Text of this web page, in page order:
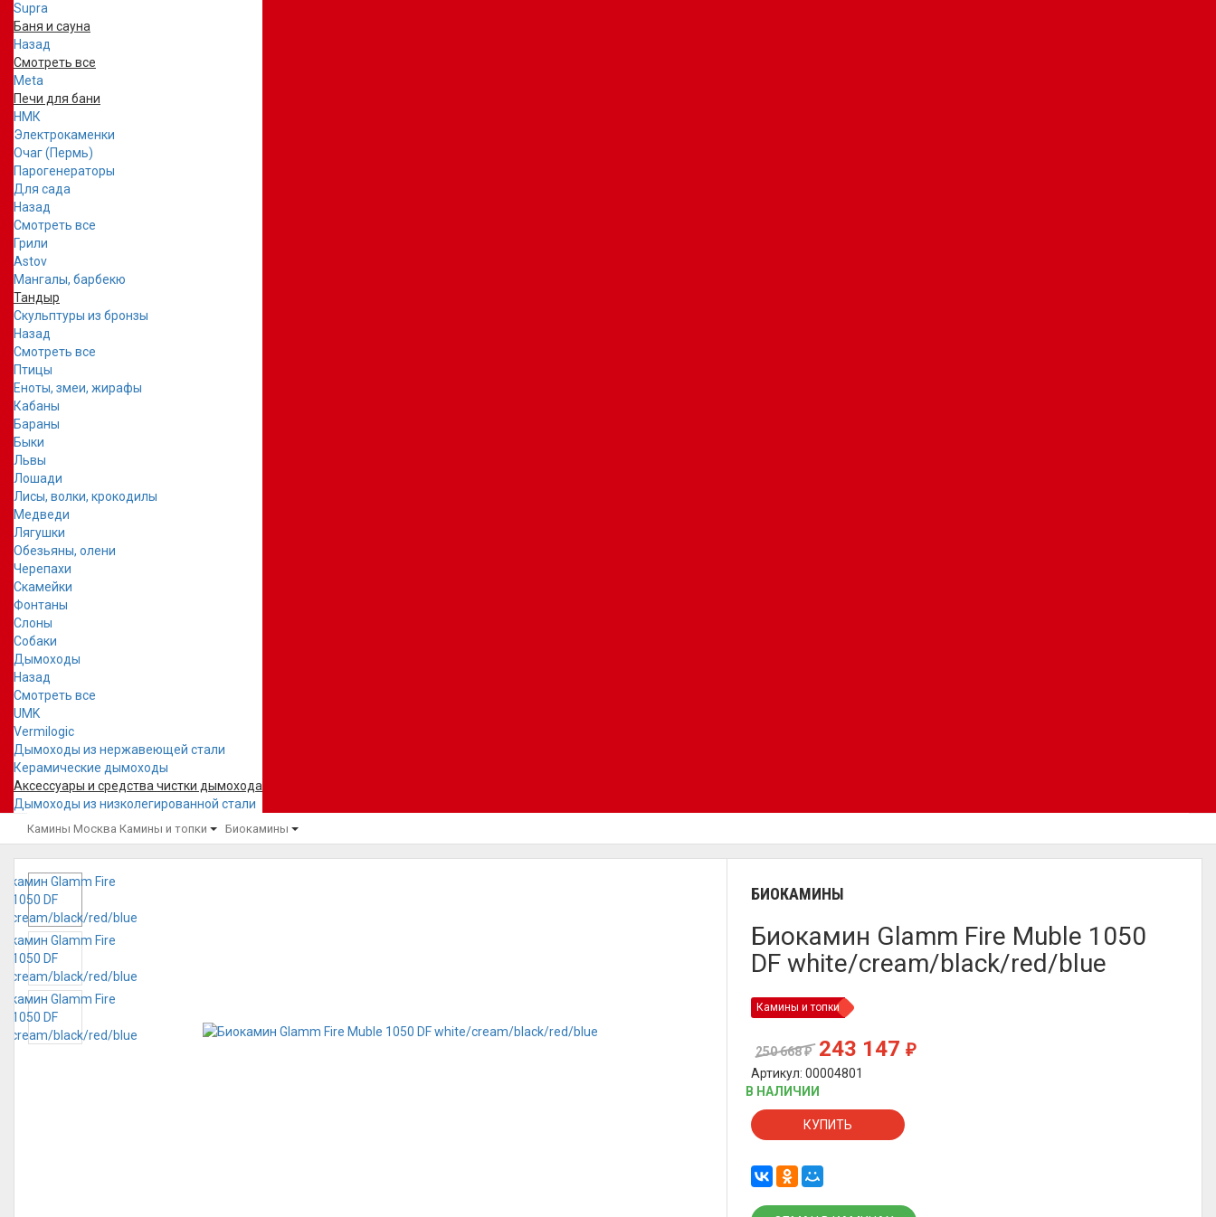
Supra
Баня и сауна
Назад
Смотреть все
Meta
Печи для бани
НМК
Электрокаменки
Очаг (Пермь)
Парогенераторы
Для сада
Назад
Смотреть все
Грили
Astov
Мангалы, барбекю
Тандыр
Скульптуры из бронзы
Назад
Смотреть все
Птицы
Еноты, змеи, жирафы
Кабаны
Бараны
Быки
Львы
Лошади
Лисы, волки, крокодилы
Медведи
Лягушки
Обезьяны, олени
Черепахи
Скамейки
Фонтаны
Слоны
Собаки
Дымоходы
Назад
Смотреть все
UMK
Vermilogic
Дымоходы из нержавеющей стали
Керамические дымоходы
Аксессуары и средства чистки дымохода
Дымоходы из низколегированной стали
Камины Москва Камины и топки Биокамины
БИОКАМИНЫ
Биокамин Glamm Fire Muble 1050
DF white/cream/black/red/blue
Камины и топки
250 668₽ 243 147₽
Артикул: 00004801
В НАЛИЧИИ
КУПИТЬ